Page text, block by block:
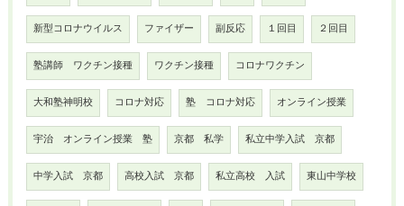
新型コロナウイルス ファイザー 副反応 １回目 ２回目
塾講師 ワクチン接種 ワクチン接種 コロナワクチン
大和塾神明校 コロナ対応 塾 コロナ対応 オンライン授業
宇治 オンライン授業 塾 京都 私学 私立中学入試 京都
中学入試 京都 高校入試 京都 私立高校 入試 東山中学校